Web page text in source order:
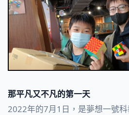
那平凡又不凡的第一天
2022年的7月1日，是夢想一號